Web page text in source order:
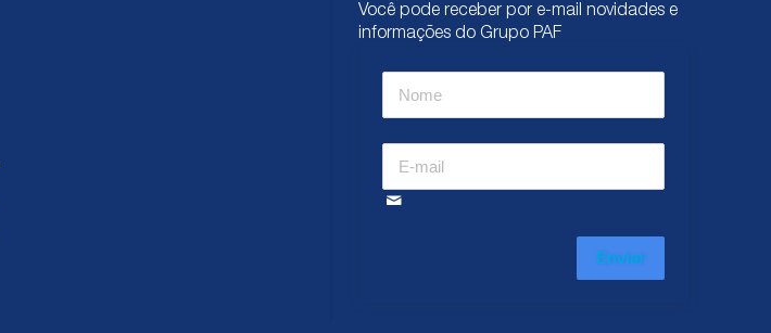
Você pode receber por e-mail novidades e
informações do Grupo PAF
Enviar